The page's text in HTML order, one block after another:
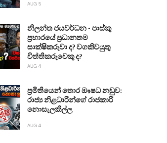
AUG 5
නිලන්ත ජයවර්ධන - පාස්කු
ප්‍රහාරයේ ප්‍රධානතම
සාක්ෂිකරුවා ද? වගකිවයුතු
විත්තිකරුවෙකු ද?
AUG 4
ප්‍රමිතියෙන් තොර ඖෂධ නඩුව:
රාජ්‍ය නිළධාරීන්ගේ රාජකාරි
නොසැලකිල්ල
AUG 4